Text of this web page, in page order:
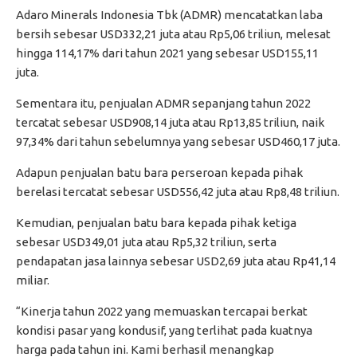
Adaro Minerals Indonesia Tbk (ADMR) mencatatkan laba
bersih sebesar USD332,21 juta atau Rp5,06 triliun, melesat
hingga 114,17% dari tahun 2021 yang sebesar USD155,11
juta.
Sementara itu, penjualan ADMR sepanjang tahun 2022
tercatat sebesar USD908,14 juta atau Rp13,85 triliun, naik
97,34% dari tahun sebelumnya yang sebesar USD460,17 juta.
Adapun penjualan batu bara perseroan kepada pihak
berelasi tercatat sebesar USD556,42 juta atau Rp8,48 triliun.
Kemudian, penjualan batu bara kepada pihak ketiga
sebesar USD349,01 juta atau Rp5,32 triliun, serta
pendapatan jasa lainnya sebesar USD2,69 juta atau Rp41,14
miliar.
“Kinerja tahun 2022 yang memuaskan tercapai berkat
kondisi pasar yang kondusif, yang terlihat pada kuatnya
harga pada tahun ini. Kami berhasil menangkap